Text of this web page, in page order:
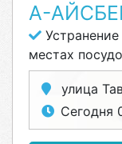
А-
местах
улица
Сегодня